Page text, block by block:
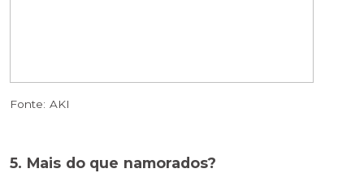
Fonte: AKI
5. Mais do que namorados?